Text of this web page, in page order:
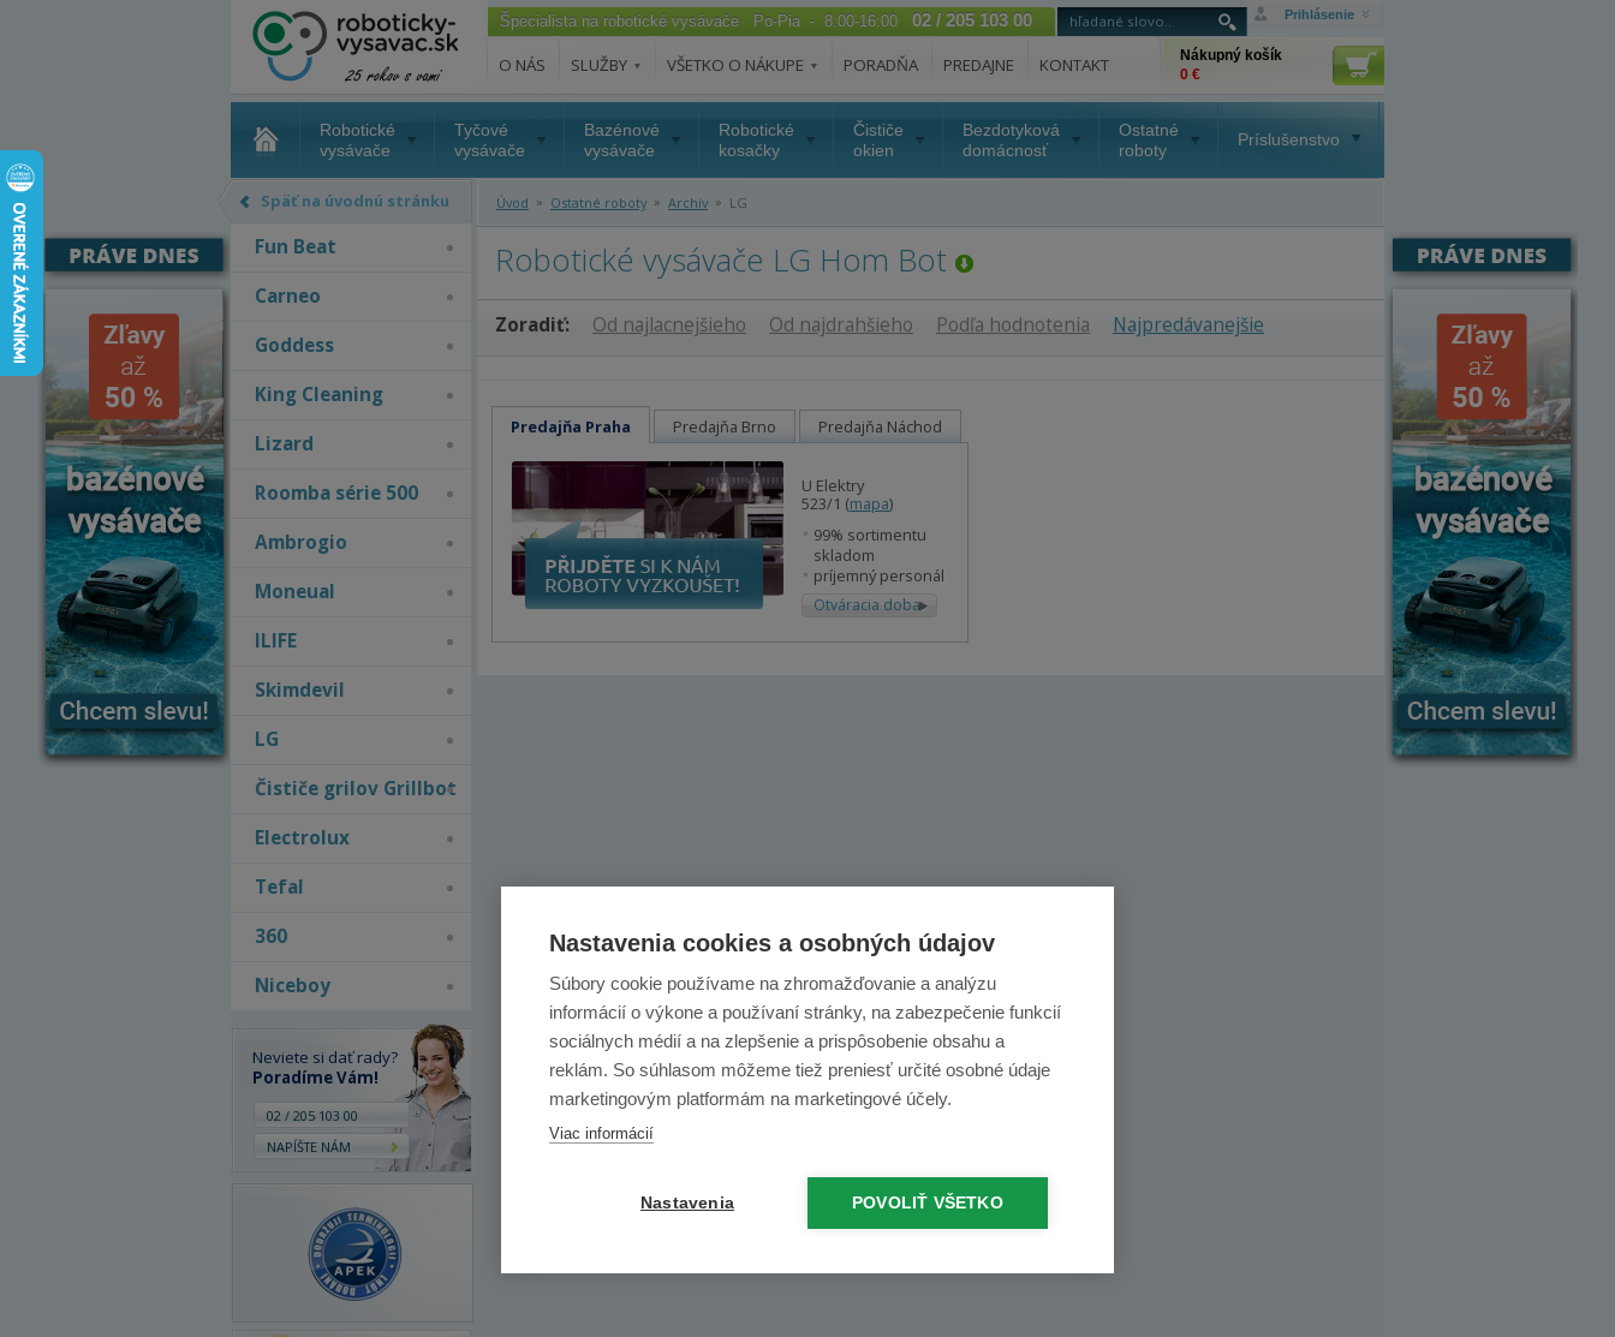
Prihlásenie
Špecialista na robotické vysávače Po-Pia - 8:00-16:00 02 / 205 103 00
O NÁS SLUŽBY VŠETKO O NÁKUPE PORADŇA PREDAJNE KONTAKT
Nákupný košík
0 €
Robotické
vysávače
Tyčové
vysávače
Bazénové
vysávače
Robotické
kosačky
Čističe
okien
Bezdotyková
domácnosť
Ostatné
roboty
Príslušenstvo
Späť na úvodnú stránku
Fun Beat
Carneo
Goddess
King Cleaning
Lizard
Roomba série 500
Ambrogio
Moneual
ILIFE
Skimdevil
LG
Čističe grilov Grillbot
Electrolux
Tefal
360
Niceboy
Neviete si dať rady?
Poradíme Vám!
02 / 205 103 00
NAPÍŠTE NÁM
Úvod » Ostatné roboty » Archív » LG
Robotické vysávače LG Hom Bot
Zoradiť: Od najlacnejšieho Od najdrahšieho Podľa hodnotenia Najpredávanejšie
Predajňa Praha Predajňa Brno Predajňa Náchod
U Elektry
523/1 (mapa)
99% sortimentu
skladom
príjemný personál
Otváracia doba
Nastavenia cookies a osobných údajov
Súbory cookie používame na zhromažďovanie a analýzu
informácií o výkone a používaní stránky, na zabezpečenie funkcií
sociálnych médií a na zlepšenie a prispôsobenie obsahu a
reklám. So súhlasom môžeme tiež preniesť určité osobné údaje
marketingovým platformám na marketingové účely.
Viac informácií
Nastavenia POVOLIŤ VŠETKO